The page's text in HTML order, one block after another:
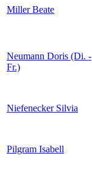
Miller Beate
Neumann Doris (Di. -
Fr.)
Niefenecker Silvia
Pilgram Isabell